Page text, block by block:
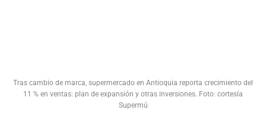
Tras cambio de marca, supermercado en Antioquia reporta crecimiento del
11 % en ventas: plan de expansión y otras inversiones. Foto: cortesía
Supermú